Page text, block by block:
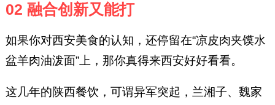
02 融合创新又能打
如果你对西安美食的认知，还停留在“凉皮肉夹馍水
盆羊肉油泼面”上，那你真得来西安好好看看。
这几年的陕西餐饮，可谓异军突起，兰湘子、魏家